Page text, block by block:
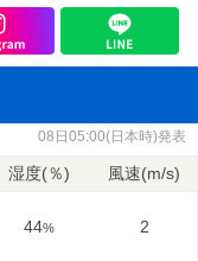
08日05:00(日本時)発表
湿度(％) 風速(m/s)
44% 2